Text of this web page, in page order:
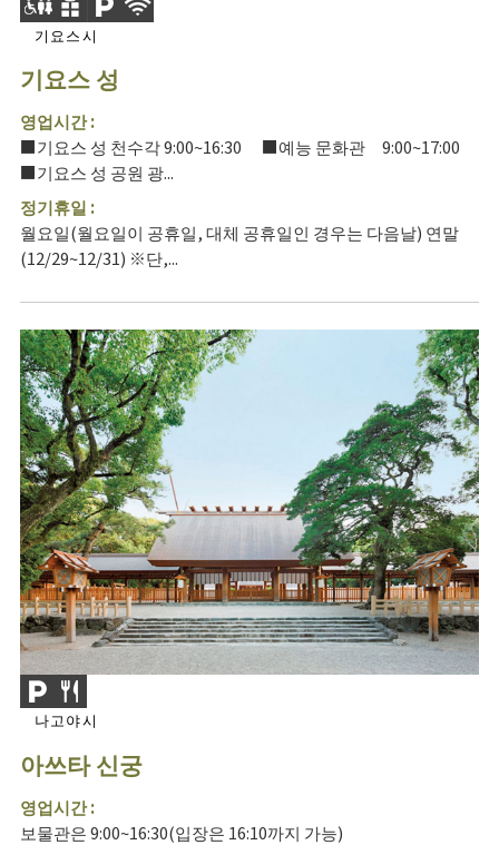
기요스시
기요스 성
영업시간 :
■기요스 성 천수각 9:00~16:30 ■예능 문화관 9:00~17:00
■기요스 성 공원 광...
정기휴일 :
월요일(월요일이 공휴일, 대체 공휴일인 경우는 다음날) 연말
(12/29~12/31) ※단,...
나고야시
아쓰타 신궁
영업시간 :
보물관은 9:00~16:30(입장은 16:10까지 가능)